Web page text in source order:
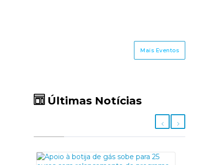
Mais Eventos
Últimas Notícias